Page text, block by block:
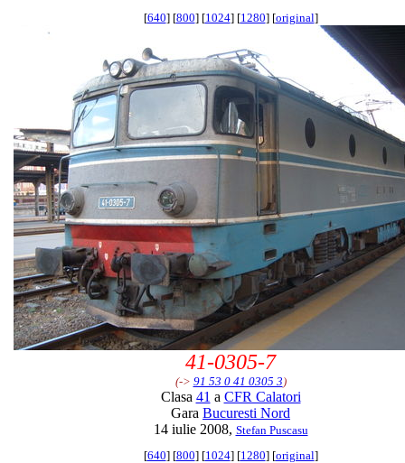
[640] [800] [1024] [1280] [original]
41-0305-7
(-> 91 53 0 41 0305 3)
Clasa 41 a CFR Calatori
Gara Bucuresti Nord
14 iulie 2008, Stefan Puscasu
[640] [800] [1024] [1280] [original]